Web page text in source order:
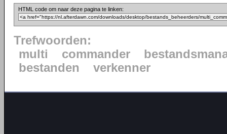
HTML code om naar deze pagina te linken:
Trefwoorden:
multi
commander
bestanden
verkenner